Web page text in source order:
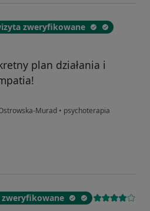
zweryfikowane
plan działania i
Murad • psychoterapia
zweryfikowane